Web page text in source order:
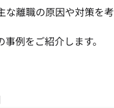
な離職の原因や対策を考
例をご紹介します。